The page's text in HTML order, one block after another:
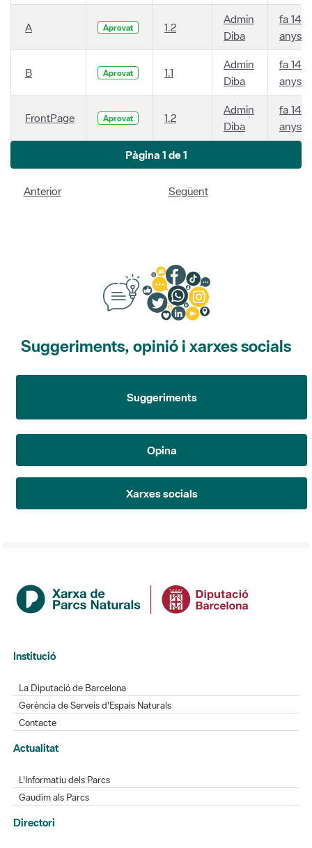
A Aprovat 1.2
Admin
Diba
fa 14
anys
B Aprovat 1.1
Admin
Diba
fa 14
anys
FrontPage Aprovat 1.2
Admin
Diba
fa 14
anys
Pàgina 1 de 1
Anterior Següent
Suggeriments, opinió i xarxes socials
Suggeriments
Opina
Xarxes socials
Institució
La Diputació de Barcelona
Gerència de Serveis d'Espais Naturals
Contacte
Actualitat
L'Informatiu dels Parcs
Gaudim als Parcs
Directori